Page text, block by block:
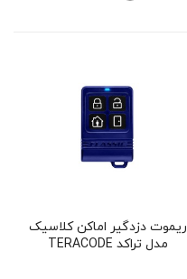
ریموت دزدگیر اماکن کلاسیک
مدل تراکد TERACODE